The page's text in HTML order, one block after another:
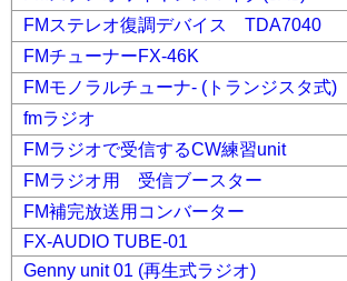
FMステレオ復調デバイス TDA7040
FMチューナーFX-46K
FMモノラルチューナ- (トランジスタ式)
fmラジオ
FMラジオで受信するCW練習unit
FMラジオ用 受信ブースター
FM補完放送用コンバーター
FX-AUDIO TUBE-01
Genny unit 01 (再生式ラジオ)